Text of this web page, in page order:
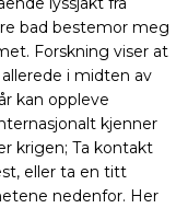
bad bestemor meg
Forskning viser at
i midten av
kan oppleve
kjenner
krigen; Ta kontakt
eller ta en titt
nedenfor. Her